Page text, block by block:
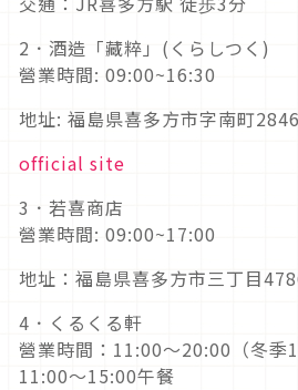
2．酒造「藏粹」(くらしつく)
營業時間: 09:00~16:30
地址: 福島県喜多方市字南町2846
official site
3．若喜商店
營業時間: 09:00~17:00
地址：福島県喜多方市三丁目
4．くるくる軒
營業時間：11:00～20:00（冬季
11:00～15:00午餐